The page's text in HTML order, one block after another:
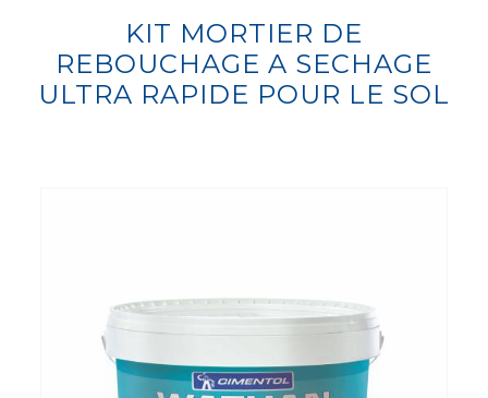
KIT MORTIER DE
REBOUCHAGE A SECHAGE
ULTRA RAPIDE POUR LE SOL